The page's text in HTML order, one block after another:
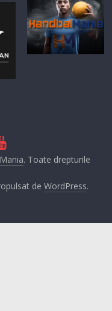
. Toate drepturile
de WordPress.